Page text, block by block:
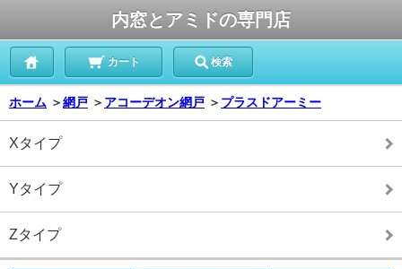
内窓とアミドの専門店
カート 検索
ホーム ＞網戸 ＞ アコーデオン網戸 ＞ プラスドアーミー
Xタイプ
Yタイプ
Zタイプ